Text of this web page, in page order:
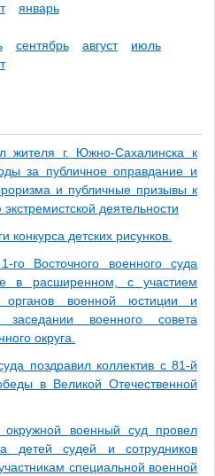
январь
сентябрь август
июль
жителя г. Южно-Сахалинска к
за публичное оправдание и
и публичные призывы к
деятельности
конкурса детских рисунков.
го Восточного военного суда
в расширенном, с участием
органов военной юстиции и
заседании военного совета
округа.
поздравил коллектив с 81-й
в Великой Отечественной
окружной военный суд провел
детей судей и сотрудников
специальной военной